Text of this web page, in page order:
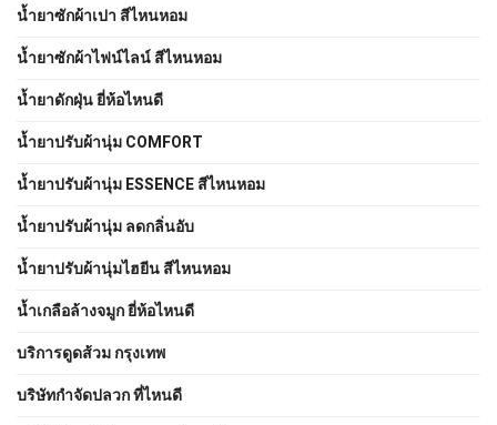
น้ำยาซักผ้าเปา สีไหนหอม
น้ำยาซักผ้าไฟน์ไลน์ สีไหนหอม
น้ำยาดักฝุ่น ยี่ห้อไหนดี
น้ำยาปรับผ้านุ่ม COMFORT
น้ำยาปรับผ้านุ่ม ESSENCE สีไหนหอม
น้ำยาปรับผ้านุ่ม ลดกลิ่นอับ
น้ำยาปรับผ้านุ่มไฮยีน สีไหนหอม
น้ำเกลือล้างจมูก ยี่ห้อไหนดี
บริการดูดส้วม กรุงเทพ
บริษัทกำจัดปลวก ที่ไหนดี